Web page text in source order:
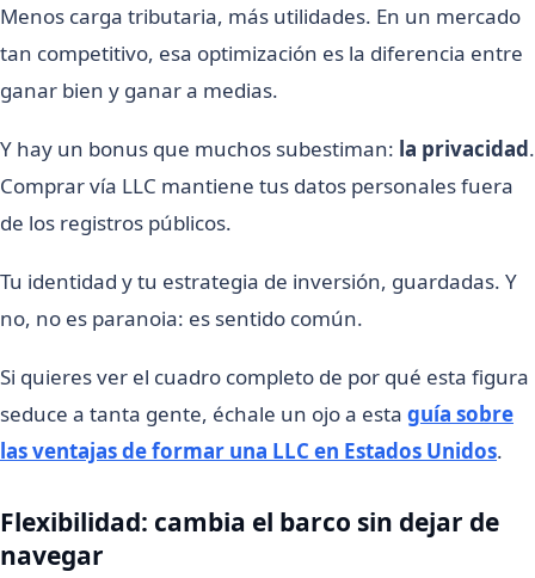
Menos carga tributaria, más utilidades. En un mercado
tan competitivo, esa optimización es la diferencia entre
ganar bien y ganar a medias.
Y hay un bonus que muchos subestiman: la privacidad.
Comprar vía LLC mantiene tus datos personales fuera
de los registros públicos.
Tu identidad y tu estrategia de inversión, guardadas. Y
no, no es paranoia: es sentido común.
Si quieres ver el cuadro completo de por qué esta figura
seduce a tanta gente, échale un ojo a esta guía sobre
las ventajas de formar una LLC en Estados Unidos.
Flexibilidad: cambia el barco sin dejar de
navegar